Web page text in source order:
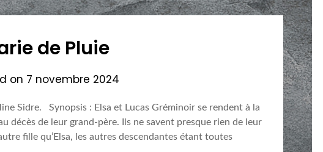
de Pluie
on 7 novembre 2024
Sidre. Synopsis : Elsa et Lucas Gréminoir se rendent à la
décès de leur grand-père. Ils ne savent presque rien de leur
fille qu’Elsa, les autres descendantes étant toutes